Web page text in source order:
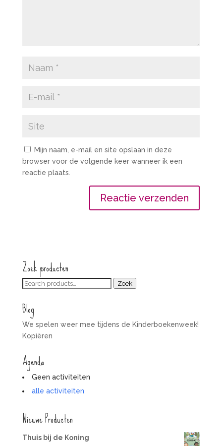
Mijn naam, e-mail en site opslaan in deze
browser voor de volgende keer wanneer ik een
reactie plaats.
Zoek producten
Zoeken
Zoek
Blog
We spelen weer mee tijdens de Kinderboekenweek!
Kopiëren
Agenda
Geen activiteiten
alle activiteiten
Nieuwe Producten
Thuis bij de Koning